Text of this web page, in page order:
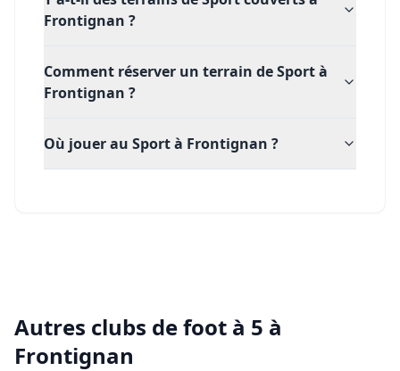
Frontignan ?
Comment réserver un terrain de Sport à
Frontignan ?
Où jouer au Sport à Frontignan ?
Autres clubs defoot à 5 à
Frontignan